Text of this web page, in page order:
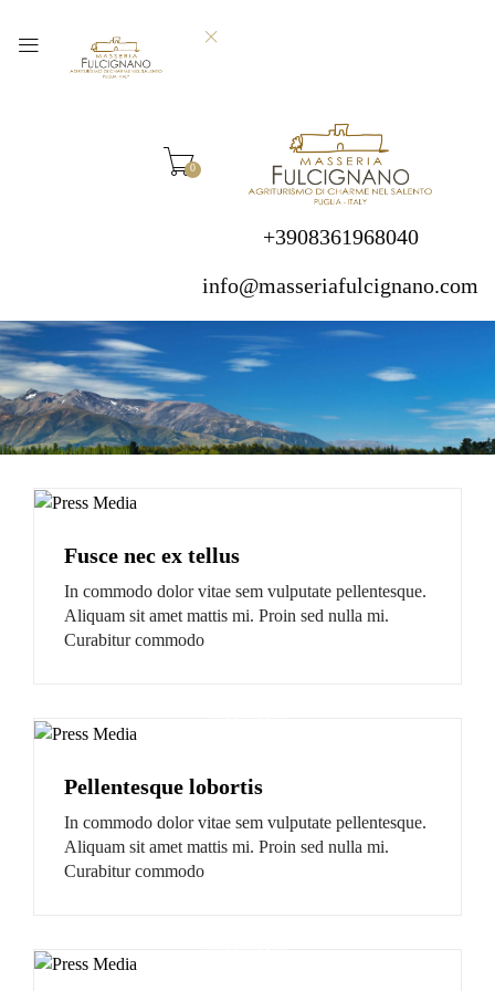
0
+3908361968040
info@masseriafulcignano.com
Fusce nec ex tellus
In commodo dolor vitae sem vulputate pellentesque.
Aliquam sit amet mattis mi. Proin sed nulla mi.
Curabitur commodo
Pellentesque lobortis
In commodo dolor vitae sem vulputate pellentesque.
Aliquam sit amet mattis mi. Proin sed nulla mi.
Curabitur commodo